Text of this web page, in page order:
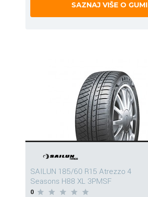
SAZNAJ VIŠE O GUMI
SAILUN 185/60 R15 Atrezzo 4
Seasons H88 XL 3PMSF
0